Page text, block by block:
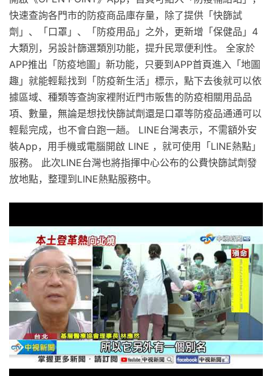
快速查詢各門市的防疫商品庫存量，除了提供「快篩試
劑」、「口罩」、「防疫用品」之外，更新增「保健品」4
大類別，另設計篩選類別功能，提升民眾便利性。 全家於
APP推出「防疫地圖」新功能，只要到APP首頁進入「地圖
趣」就能輕鬆找到「防疫新生活」標示，點下去後就可以依
據區域、種類等查詢家裡附近門市販售的防疫相關用品品
項、數量，無論是想找快篩試劑還是口罩等防疫品通通可以
輕鬆完成，也不會白跑一趟。 LINE台灣表示，不需額外安
裝App，用手機或電腦開啟 LINE ，就可使用「LINE熱點」
服務。 此次LINE台灣也將指揮中心公布的公費快篩試劑發
放地點，整理到LINE熱點服務中。